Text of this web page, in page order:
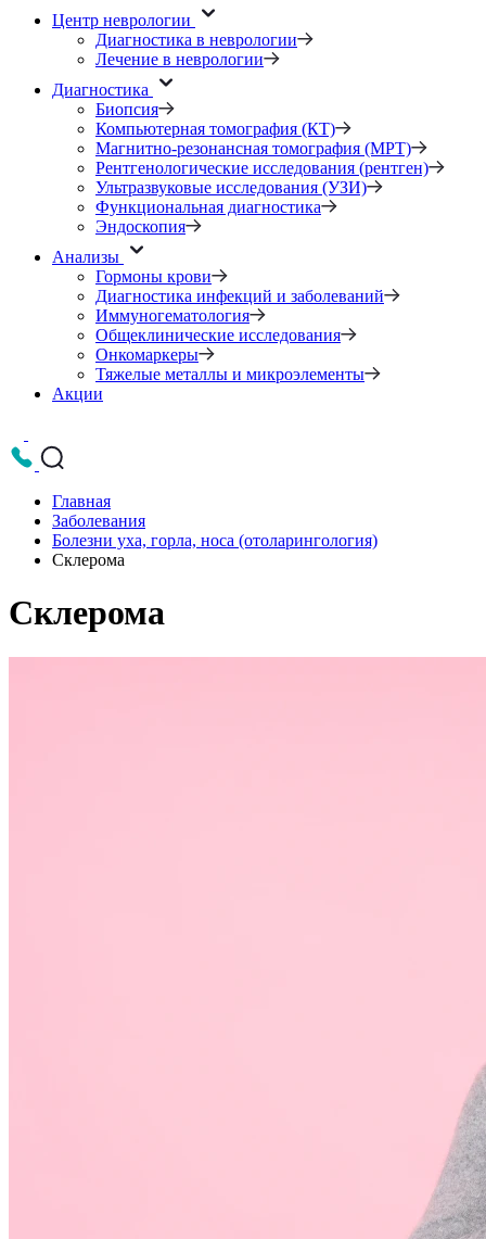
Центр неврологии
Диагностика в неврологии
Лечение в неврологии
Диагностика
Биопсия
Компьютерная томография (КТ)
Магнитно-резонансная томография (МРТ)
Рентгенологические исследования (рентген)
Ультразвуковые исследования (УЗИ)
Функциональная диагностика
Эндоскопия
Анализы
Гормоны крови
Диагностика инфекций и заболеваний
Иммуногематология
Общеклинические исследования
Онкомаркеры
Тяжелые металлы и микроэлементы
Акции
Главная
Заболевания
Болезни уха, горла, носа (отоларингология)
Склерома
Склерома